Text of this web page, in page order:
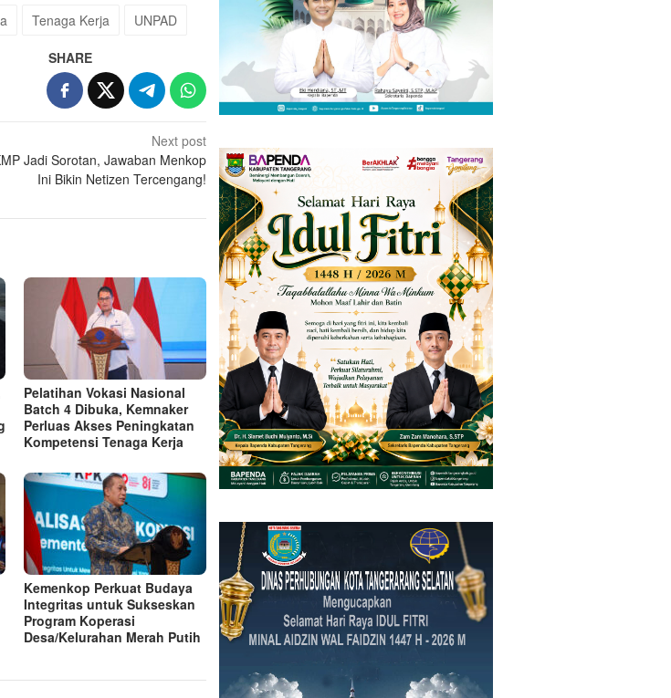
Tenaga Kerja UNPAD
SHARE
Next post
Jadi Sorotan, Jawaban Menkop
Ini Bikin Netizen Tercengang!
Pelatihan Vokasi Nasional
Batch 4 Dibuka, Kemnaker
Perluas Akses Peningkatan
Kompetensi Tenaga Kerja
Kemenkop Perkuat Budaya
Integritas untuk Sukseskan
Program Koperasi
Desa/Kelurahan Merah Putih